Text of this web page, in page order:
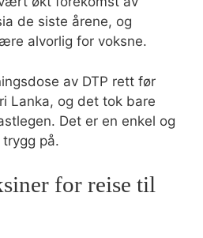
de siste årene, og
alvorlig for voksne.
av DTP rett før
Lanka, og det tok bare
Det er en enkel og
på.
for reise til